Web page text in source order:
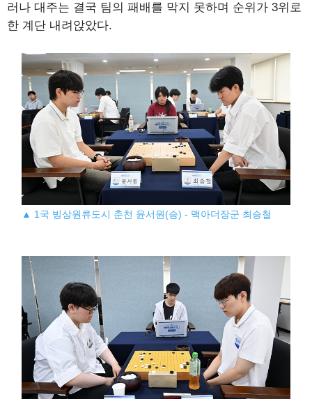
러나 대주는 결국 팀의 패배를 막지 못하며 순위가 3위로
한 계단 내려앉았다.
▲ 1국 빙상원류도시 춘천 윤서원(승) - 맥아더장군 최승철